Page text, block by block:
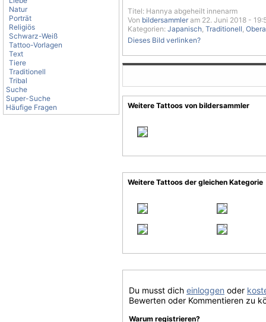
Natur
Porträt
Religiös
Schwarz-Weiß
Tattoo-Vorlagen
Text
Tiere
Traditionell
Tribal
Suche
Super-Suche
Häufige Fragen
Titel: Hannya abgeheilt innenarm
Von bildersammler am 22. Juni 2018 -
Kategorien: Japanisch, Traditionell,
Dieses Bild verlinken?
Weitere Tattoos von bildersammler
Weitere Tattoos der gleichen Kategorie
Du musst dich einloggen oder
Bewerten oder Kommentieren zu
Warum registrieren?